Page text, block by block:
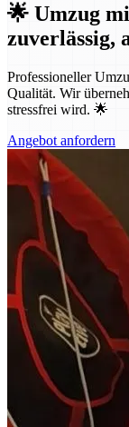
🌟 Umzug
zuverlässig,
Professioneller
Qualität. Wir
stressfrei wird. 🌟
Angebot anfordern